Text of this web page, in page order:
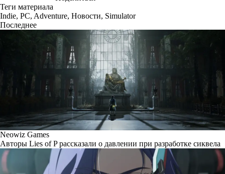
Теги материала
Indie, PC, Adventure, Новости, Simulator
Последнее
Neowiz Games
Авторы Lies of P рассказали о давлении при разработке сиквела